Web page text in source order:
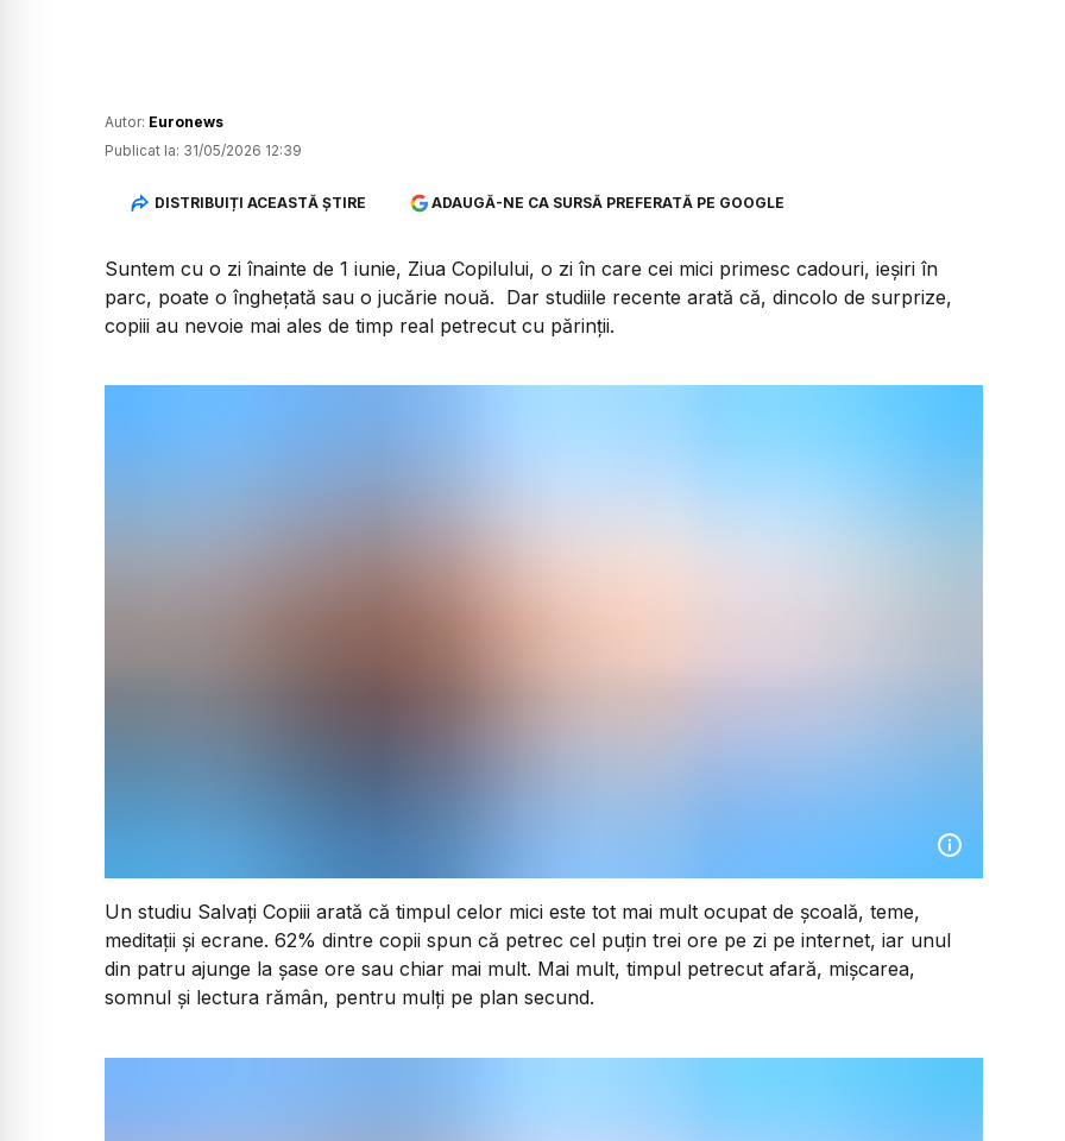
Autor: Euronews
Publicat la: 31/05/2026 12:39
DISTRIBUIȚI ACEASTĂ ȘTIRE ADAUGĂ-NE CA SURSĂ PREFERATĂ PE GOOGLE
Suntem cu o zi înainte de 1 iunie, Ziua Copilului, o zi în care cei mici primesc cadouri, ieșiri în
parc, poate o înghețată sau o jucărie nouă. Dar studiile recente arată că, dincolo de surprize,
copiii au nevoie mai ales de timp real petrecut cu părinții.
Un studiu Salvați Copiii arată că timpul celor mici este tot mai mult ocupat de școală, teme,
meditații și ecrane. 62% dintre copii spun că petrec cel puțin trei ore pe zi pe internet, iar unul
din patru ajunge la șase ore sau chiar mai mult. Mai mult, timpul petrecut afară, mișcarea,
somnul și lectura rămân, pentru mulți pe plan secund.